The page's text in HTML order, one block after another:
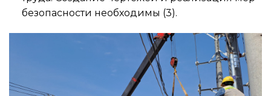
безопасности необходимы (3).